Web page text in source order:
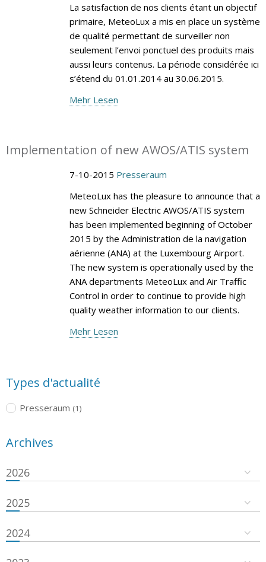
La satisfaction de nos clients étant un objectif
primaire, MeteoLux a mis en place un système
de qualité permettant de surveiller non
seulement l’envoi ponctuel des produits mais
aussi leurs contenus. La période considérée ici
s’étend du 01.01.2014 au 30.06.2015.
Mehr Lesen
Implementation of new AWOS/ATIS system
7-10-2015 Presseraum
MeteoLux has the pleasure to announce that a
new Schneider Electric AWOS/ATIS system
has been implemented beginning of October
2015 by the Administration de la navigation
aérienne (ANA) at the Luxembourg Airport.
The new system is operationally used by the
ANA departments MeteoLux and Air Traffic
Control in order to continue to provide high
quality weather information to our clients.
Mehr Lesen
Types d'actualité
Presseraum (1)
Archives
2026
2025
2024